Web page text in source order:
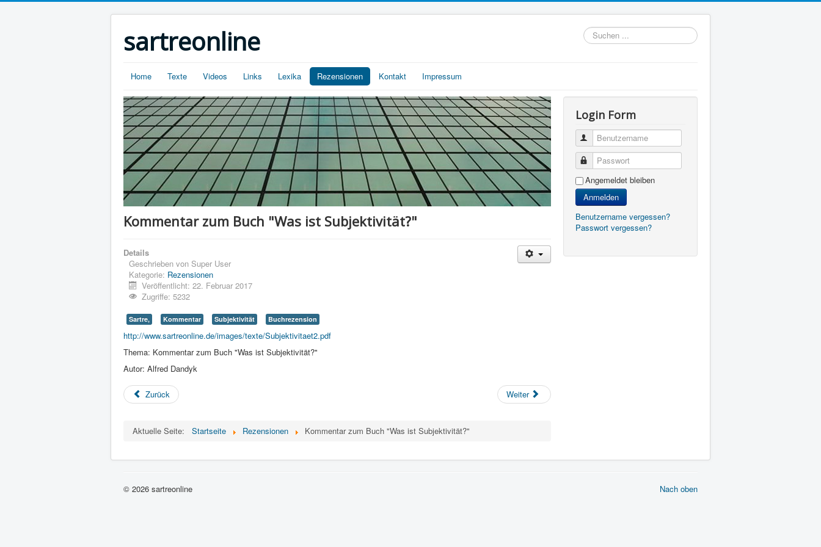
sartreonline
Suchen
...
Home Texte Videos Links Lexika Rezensionen Kontakt Impressum
Kommentar zum Buch "Was ist Subjektivität?"
Details
Geschrieben von Super User
Kategorie: Rezensionen
Veröffentlicht: 22. Februar 2017
Zugriffe: 5232
Sartre, Kommentar Subjektivität Buchrezension
http://www.sartreonline.de/images/texte/Subjektivitaet2.pdf
Thema: Kommentar zum Buch "Was ist Subjektivität?"
Autor: Alfred Dandyk
Zurück Weiter
Aktuelle Seite: Startseite Rezensionen Kommentar zum Buch "Was ist Subjektivität?"
Login Form
Benutzername
Passwort
Angemeldet bleiben
Anmelden
Benutzername vergessen?
Passwort vergessen?
Nach oben
© 2026 sartreonline